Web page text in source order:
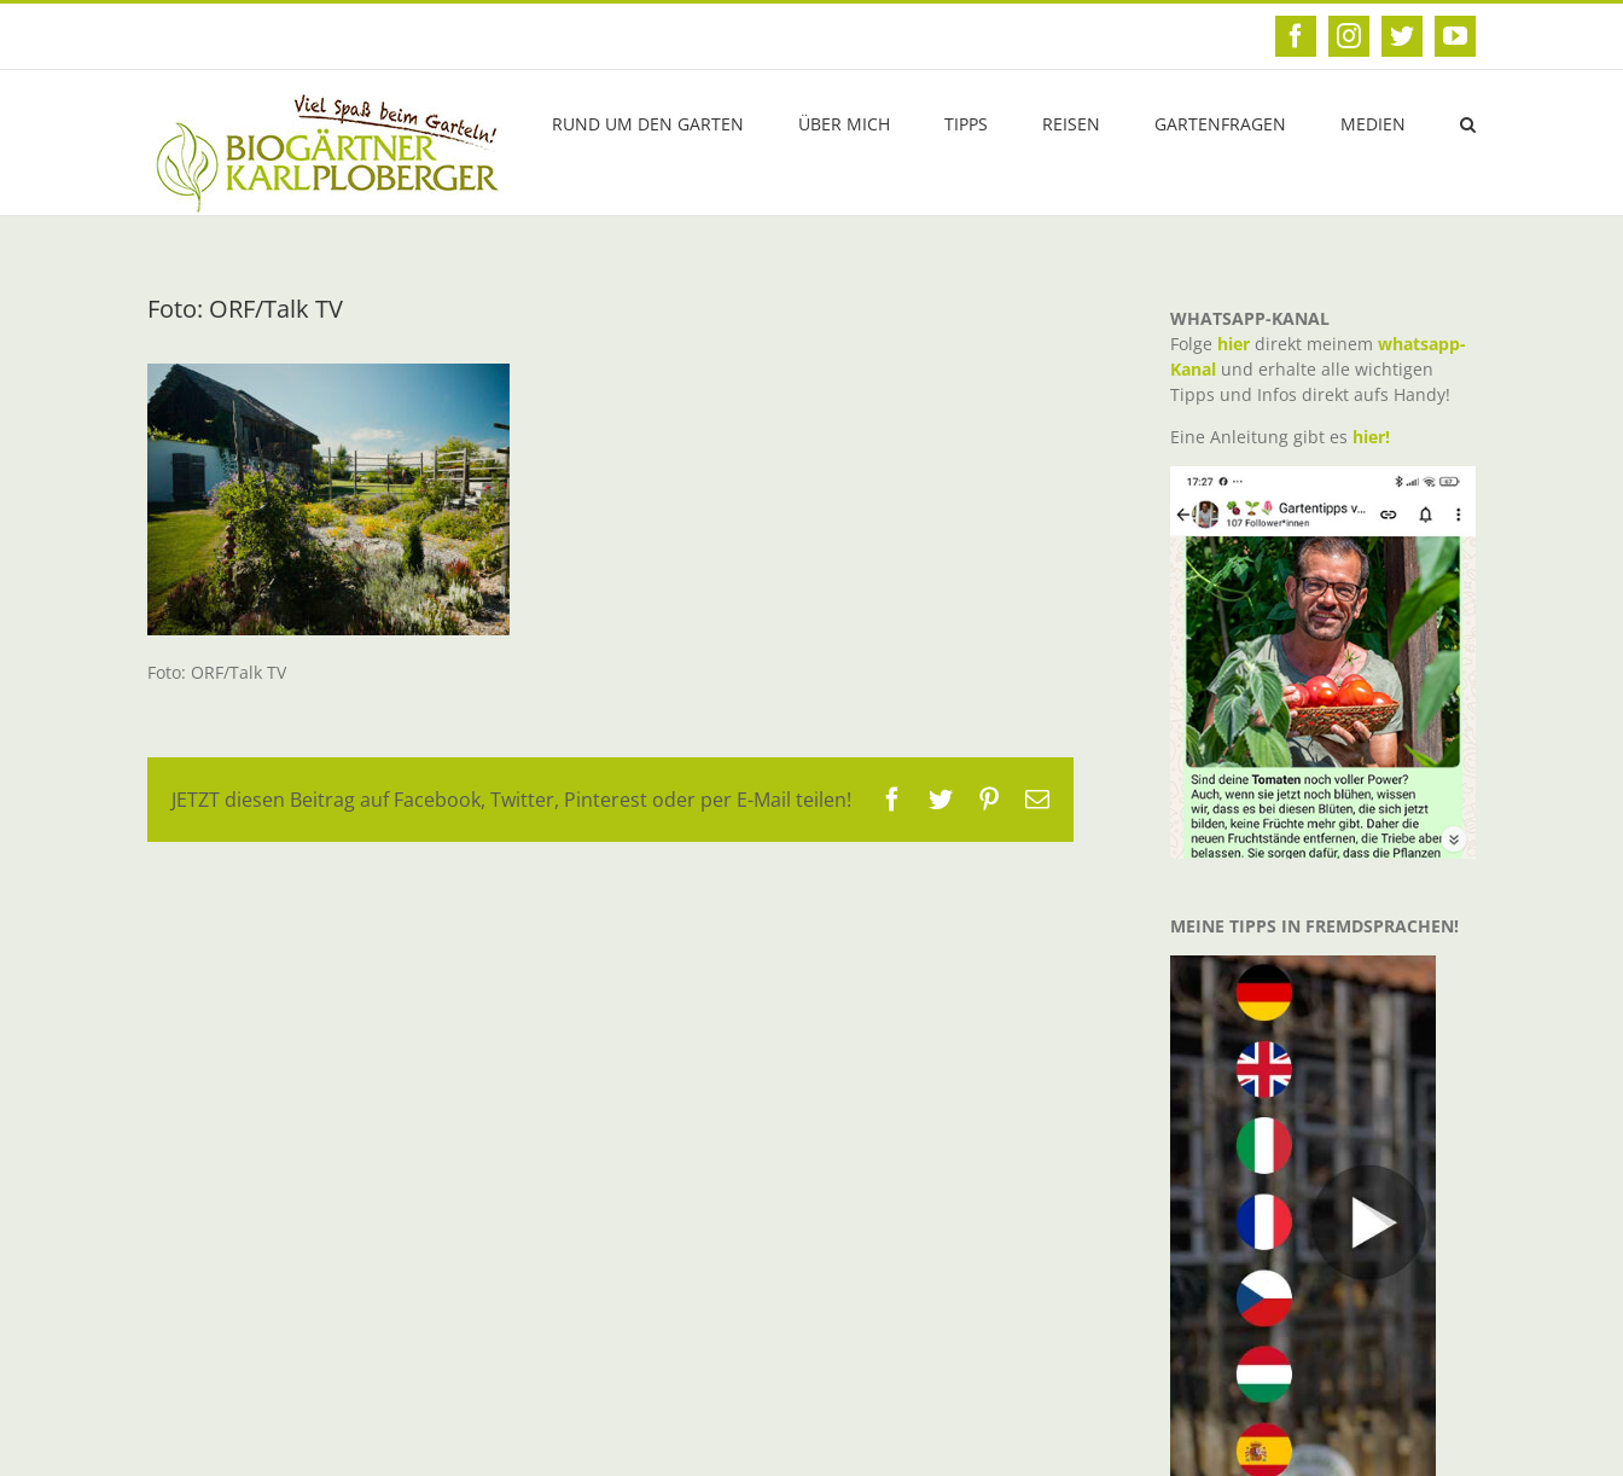
Zum
FacebookInstagram
TwitterYouTube
RUND UM DEN GARTEN ÜBER MICH TIPPS REISEN GARTENFRAGEN MEDIEN
Foto: ORF/Talk TV
Foto: ORF/Talk TV
JETZT diesen Beitrag auf Facebook, Twitter, Pinterest oder per E-Mail teilen! Facebook
TwitterPinterest
E-
WHATSAPP-KANAL
Folge hier direkt meinem whatsapp-
Kanal und erhalte alle wichtigen
Tipps und Infos direkt aufs Handy!
Eine Anleitung gibt es hier!
MEINE TIPPS IN FREMDSPRACHEN!